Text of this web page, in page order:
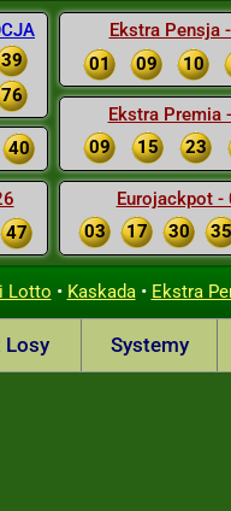
39
76
40
47
Ekstra Pensja
01
09 10
Ekstra Premia
09
15 23
Eurojackpot
03
17 30 35
Lotto • Kaskada• Ekstra
Losy Systemy